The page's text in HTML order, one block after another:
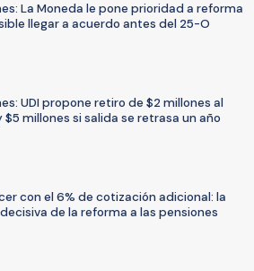
La Moneda le pone prioridad a reforma
llegar a acuerdo antes del 25-O
UDI propone retiro de $2 millones al
$5 millones si salida se retrasa un año
con el 6% de cotización adicional: la
de la reforma a las pensiones